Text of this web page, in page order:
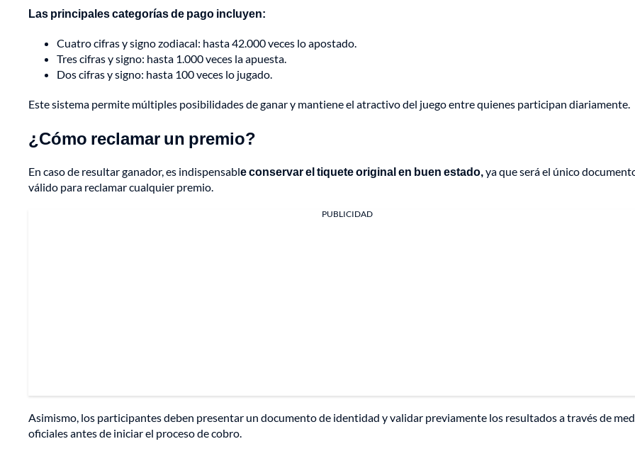
Las principales categorías de pago incluyen:
Cuatro cifras y signo zodiacal: hasta 42.000 veces lo apostado.
Tres cifras y signo: hasta 1.000 veces la apuesta.
Dos cifras y signo: hasta 100 veces lo jugado.
Este sistema permite múltiples posibilidades de ganar y mantiene el atractivo del juego entre quienes participan diariamente.
¿Cómo reclamar un premio?
En caso de resultar ganador, es indispensable conservar el tiquete original en buen estado,ya que será el único
válido para reclamar cualquier premio.
PUBLICIDAD
Asimismo, los participantes deben presentar un documento de identidad y validar previamente los resultados a través de
oficiales antes de iniciar el proceso de cobro.